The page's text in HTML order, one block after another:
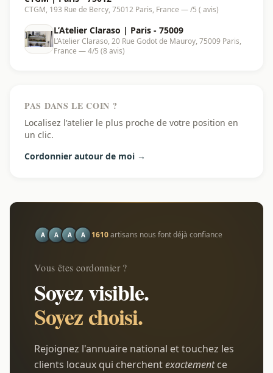
CTGM, 193 Rue de Bercy, 75012 Paris, France — /5 ( avis)
L’Atelier Claraso | Paris - 75009
L’Atelier Claraso, 20 Rue Godot de Mauroy, 75009 Paris,
France — 4/5 (8 avis)
PAS DANS LE COIN ?
Localisez l'atelier le plus proche de votre position en
un clic.
Cordonnier autour de moi →
A A A A 1610artisans nous font déjà confiance
Vous êtes cordonnier ?
Soyez visible.
Soyez choisi.
Rejoignez l'annuaire national et touchez les
clients locaux qui cherchentexactementce